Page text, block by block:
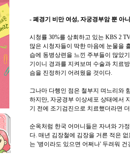
- 폐경기 비만 여성, 자궁경부암 뿐 아
시청률 30%를 상회하고 있는 KBS 2
많은 시청자들이 딱한 마음에 눈물을
습에 동병상련을 느낀 주부들이 많았
기이니 경과를 지켜보며 수술과 치료
슴을 진정하기 어려웠을 것이다.
그나마 다행인 점은 철부지 며느리와
하지만, 자궁경부 이상세포 상태에서
기 전에 조기검진으로 치료했더라면
순옥처럼 한국 어머니들은 자녀와 가
다. 매년 김장철에 김장을 거른 적은
는 '병이라도 있으면 어쩌나' 두려워